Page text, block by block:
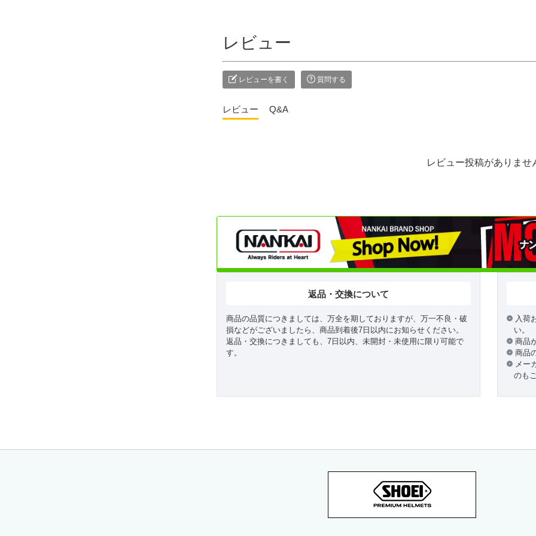
レビュー
レビューを書く 質問する
レビュー Q&A
レビュー投稿がありませ
返品・交換について
商品の品質につきましては、万全を期しておりますが、万一不良・破
損などがございましたら、商品到着後7日以内にお知らせください。
返品・交換につきましても、7日以内、未開封・未使用に限り可能で
す。
入荷
い。
商品
商品
メー
のも